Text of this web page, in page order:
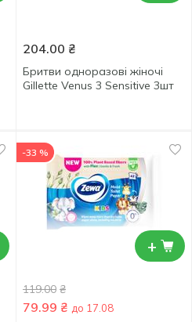
204.00 ₴
Бритви одноразові жіночі
Gillette Venus 3 Sensitive 3шт
+
-33 %
119.00 ₴
79.99 ₴ до 17.08